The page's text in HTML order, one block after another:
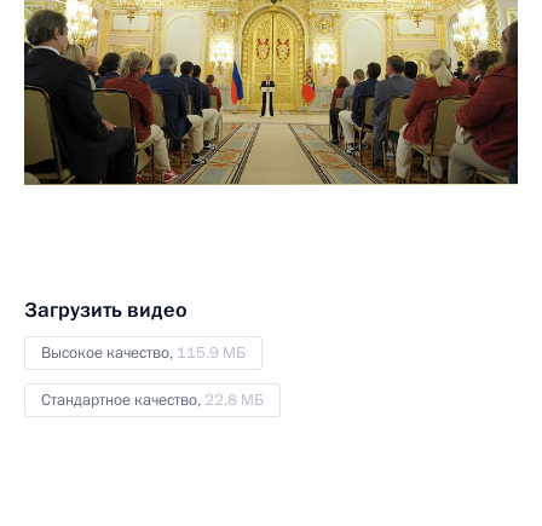
Загрузить видео
Высокое качество, 115.9 МБ
Стандартное качество, 22.8 МБ